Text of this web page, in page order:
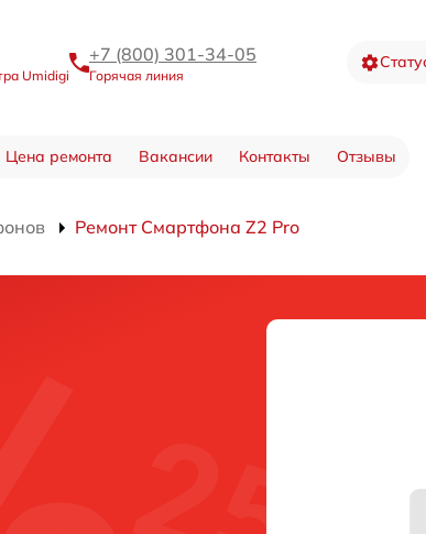
Umidigi
+7 (800) 301-34-05
Горячая линия
Цена ремонта Вакансии Контакты Отзывы
Ремонт Смартфона Z2 Pro